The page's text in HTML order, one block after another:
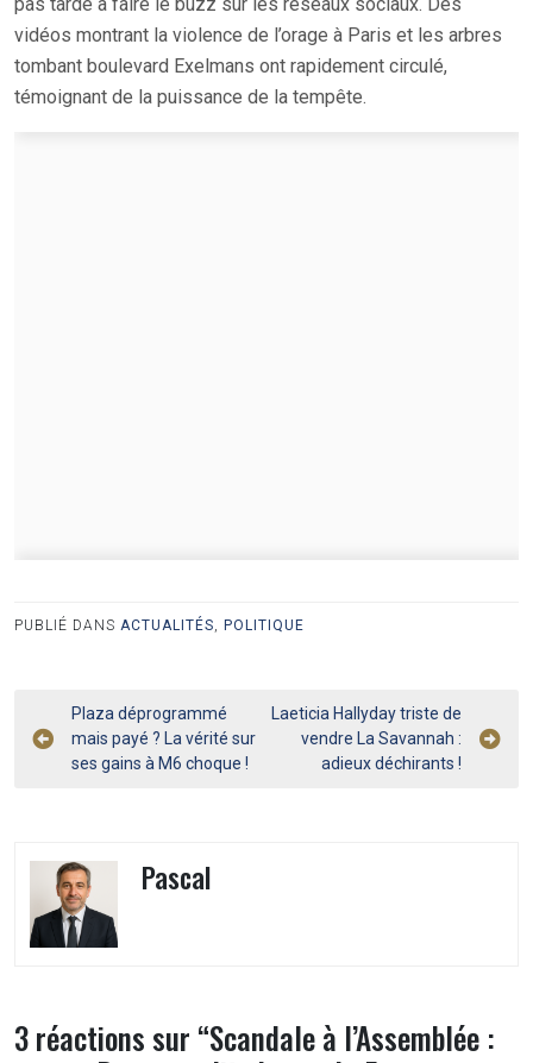
vidéos montrant la violence de l’orage à Paris et les arbres
tombant boulevard Exelmans ont rapidement circulé,
témoignant de la puissance de la tempête.
PUBLIÉ DANS ACTUALITÉS POLITIQUE
Navigation
de
Plaza déprogrammé
mais payé ? La vérité sur
ses gains à M6 choque !
Laeticia Hallyday triste de
vendre La Savannah :
adieux déchirants !
Pascal
3 réactions sur “Scandale à l’Assemblée :